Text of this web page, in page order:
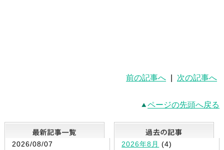
前の記事へ 次の記事へ
ページの先頭へ戻る
最新記事一覧
2026/08/07
2026年8月 (4)